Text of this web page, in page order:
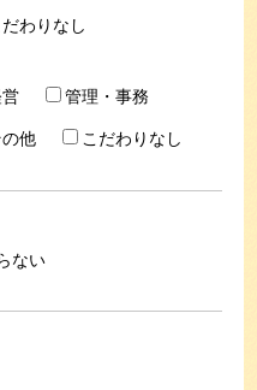
わりなし
管理・事務
の他 こだわりなし
ない